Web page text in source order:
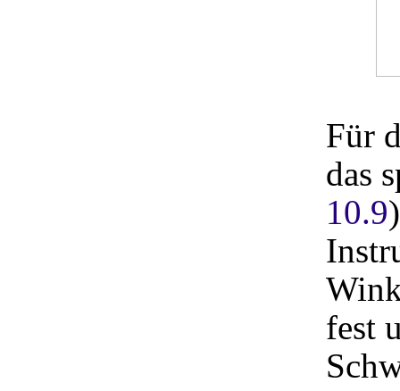
Für
das
10.9
fest